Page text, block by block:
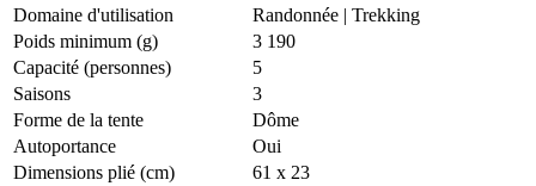
Domaine d'utilisation
Randonnée | Trekking
Poids minimum (g)
3 190
Capacité (personnes)
5
Saisons
3
Forme de la tente
Dôme
Autoportance
Oui
Dimensions plié (cm)
61 x 23